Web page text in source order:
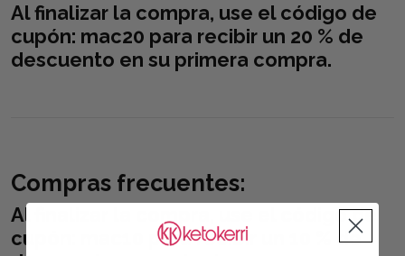
Al finalizar la compra, use el código de
cupón: mac20 para recibir un 20 % de
descuento en su primera compra.
Compras frecuentes:
Al finalizar la compra, use el código de
cupón:
para recibir un 10 % de